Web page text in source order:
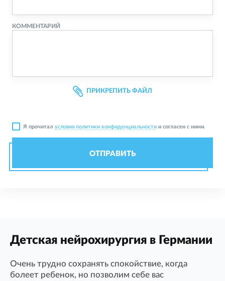
Детская нейрохирургия в Германии
Очень трудно сохранять спокойствие, когда
болеет ребенок, но позволим себе вас
КОММЕНТАРИЙ
ПРИКРЕПИТЬ ФАЙЛ
Я прочитал условия политики конфиденциальности и согласен с ними.
ОТПРАВИТЬ